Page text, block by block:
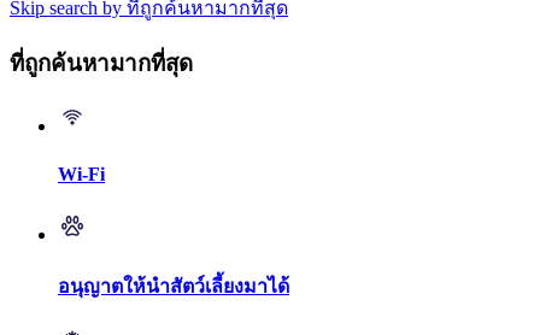
Skip search by ที่ถูกค้นหามากที่สุด
ที่ถูกค้นหามากที่สุด
Wi-Fi
อนุญาตให้นำสัตว์เลี้ยงมาได้